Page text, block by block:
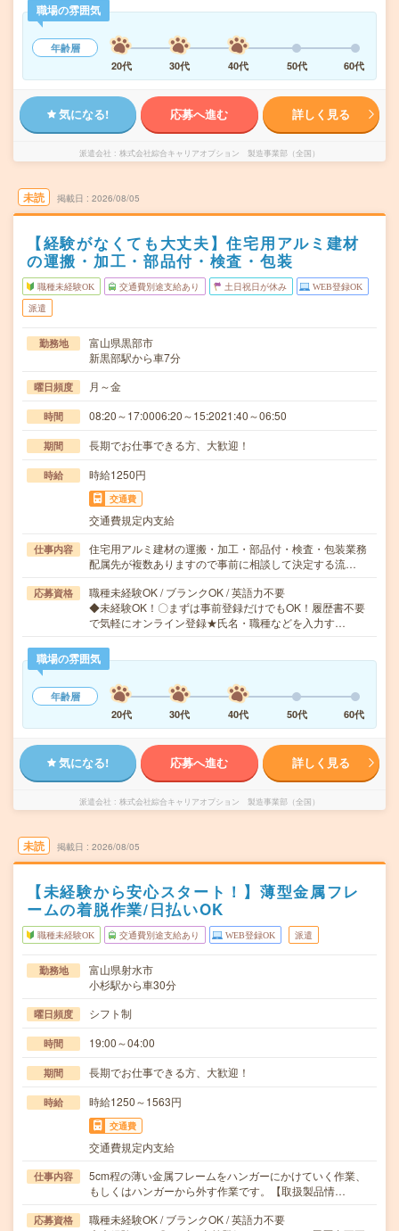
職場の雰囲気
年齢層
20代
30代 40代 50代 60代
気になる! 応募へ進む 詳しく見る
派遣会社 株式会社綜合キャリアオプション 製造事業部（全国）
未読 掲載日 2026/08/05
【経験がなくても大丈夫】住宅用アルミ建材
の運搬・加工・部品付・検査・包装
職種未経験OK 交通費別途支給あり 土日祝日が休み WEB登録OK
派遣
勤務地
富山県黒部市
新黒部駅から車7分
曜日頻度 月～金
時間 08:20～17:0006:20～15:2021:40～06:50
期間 長期でお仕事できる方、大歓迎！
時給 時給1250円
交通費
交通費規定内支給
仕事内容
住宅用アルミ建材の運搬・加工・部品付・検査・包装業務
配属先が複数ありますので事前に相談して決定する流…
応募資格
職種未経験OK / ブランクOK / 英語力不要
◆未経験OK！〇まずは事前登録だけでもOK！履歴書不要
で気軽にオンライン登録★氏名・職種などを入力す…
職場の雰囲気
年齢層
20代
30代 40代 50代 60代
気になる! 応募へ進む 詳しく見る
派遣会社 株式会社綜合キャリアオプション 製造事業部（全国）
未読 掲載日 2026/08/05
【未経験から安心スタート！】薄型金属フレ
ームの着脱作業/日払いOK
職種未経験OK 交通費別途支給あり WEB登録OK 派遣
勤務地
富山県射水市
小杉駅から車30分
曜日頻度 シフト制
時間 19:00～04:00
期間 長期でお仕事できる方、大歓迎！
時給 時給1250～1563円
交通費
交通費規定内支給
仕事内容
5cm程の薄い金属フレームをハンガーにかけていく作業、
もしくはハンガーから外す作業です。【取扱製品情…
応募資格
職種未経験OK / ブランクOK / 英語力不要